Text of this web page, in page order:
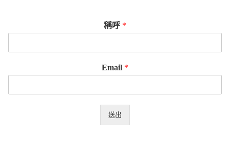
稱呼 *
Email *
送出